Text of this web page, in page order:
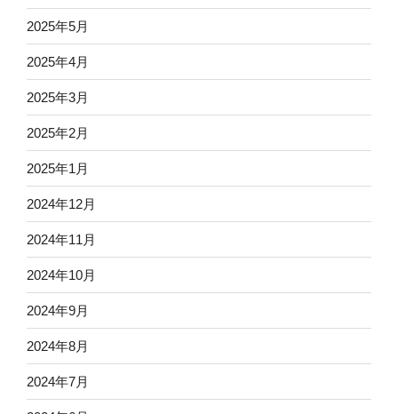
2025年5月
2025年4月
2025年3月
2025年2月
2025年1月
2024年12月
2024年11月
2024年10月
2024年9月
2024年8月
2024年7月